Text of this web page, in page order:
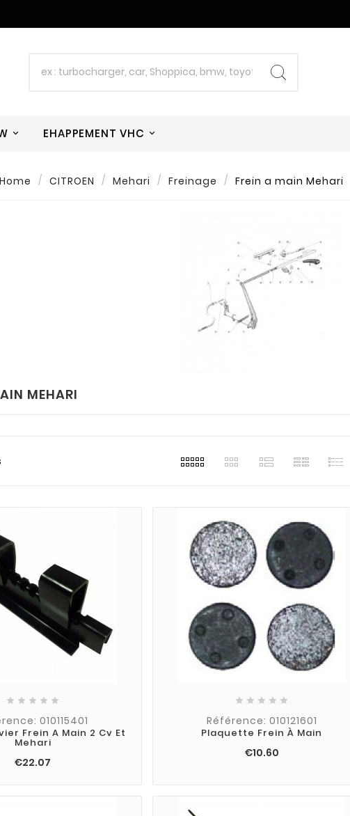
EHAPPEMENT VHC
Home CITROEN Mehari Freinage Frein a main Mehari
MEHARI
    
010115401
Frein A Main 2 Cv Et
Mehari
€22.07
    
Référence: 010121601
Plaquette Frein À Main
€10.60